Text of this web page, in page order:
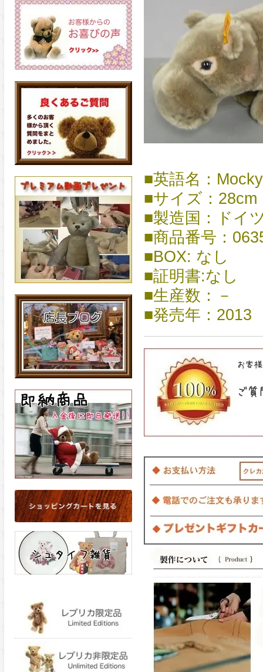
■英語名：
■サイズ：28cm
■製造国：ドイ
■商品番号：
■BOX: なし
■証明書:なし
■生産数：－
■発売年：2013